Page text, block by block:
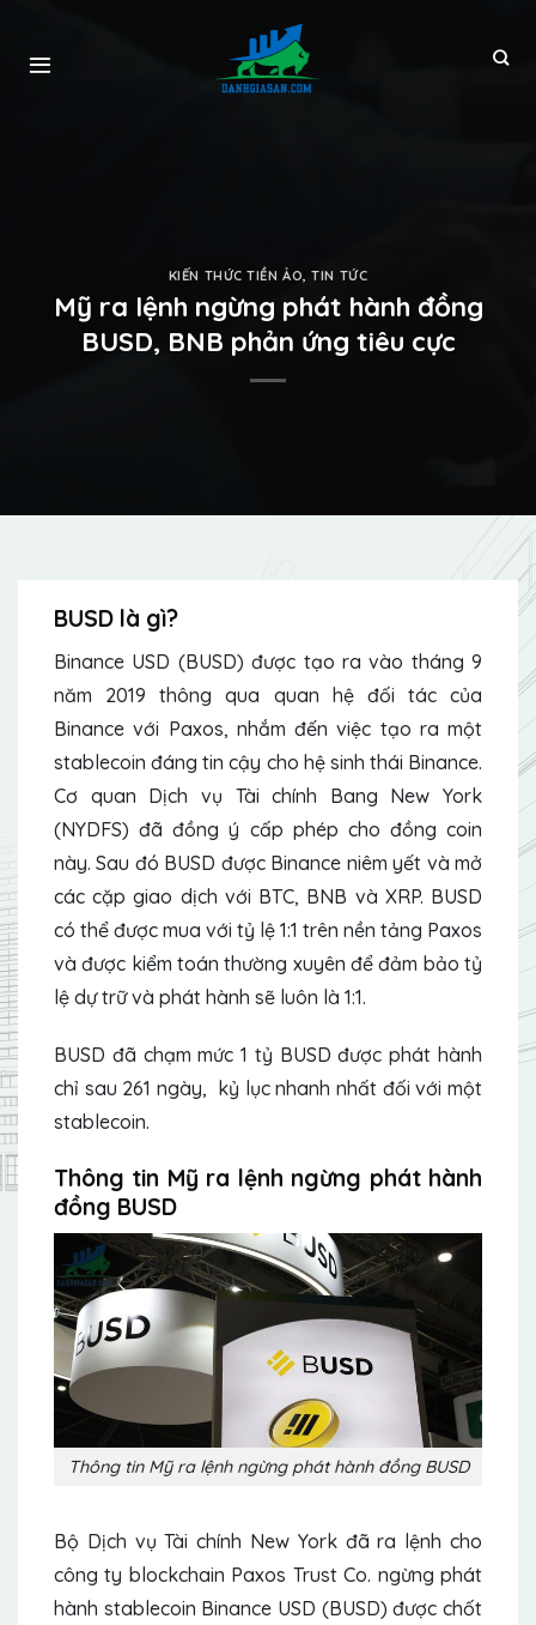
KIẾN THỨC TIỀN ẢO,TIN TỨC
Mỹ ra lệnh ngừng phát hành đồng
BUSD, BNB phản ứng tiêu cực
BUSD là gì?
Binance USD (BUSD) được tạo ra vào tháng 9
năm 2019 thông qua quan hệ đối tác của
Binance với Paxos, nhắm đến việc tạo ra một
stablecoin đáng tin cậy cho hệ sinh thái Binance.
Cơ quan Dịch vụ Tài chính Bang New York
(NYDFS) đã đồng ý cấp phép cho đồng coin
này. Sau đó BUSD được Binance niêm yết và mở
các cặp giao dịch với BTC, BNB và XRP. BUSD
có thể được mua với tỷ lệ 1:1 trên nền tảng Paxos
và được kiểm toán thường xuyên để đảm bảo tỷ
lệ dự trữ và phát hành sẽ luôn là 1:1.
BUSD đã chạmmức 1 tỷ BUSD được phát hành
chỉ sau 261 ngày, kỷ lục nhanh nhất đối với một
stablecoin.
Thông tin Mỹ ra lệnh ngừng phát hành
đồng BUSD
Thông tin Mỹ ra lệnh ngừng phát hành đồng BUSD
Bộ Dịch vụ Tài chính New York đã ra lệnh cho
công ty blockchain Paxos Trust Co. ngừng phát
hành stablecoin Binance USD (BUSD) được chốt